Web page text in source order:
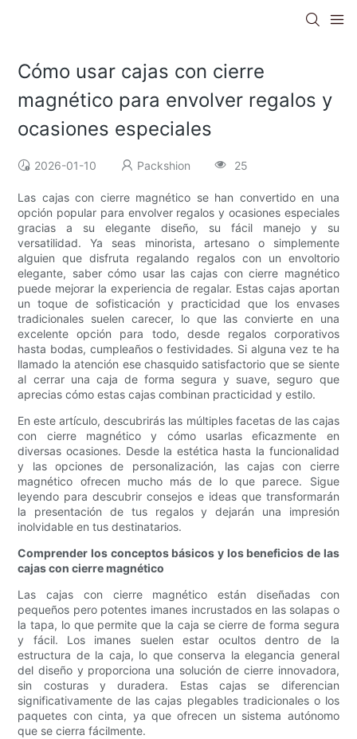
Cómo usar cajas con cierre
magnético para envolver regalos y
ocasiones especiales
2026-01-10 Packshion 25
Las cajas con cierre magnético se han convertido en una
opción popular para envolver regalos y ocasiones especiales
gracias a su elegante diseño, su fácil manejo y su
versatilidad. Ya seas minorista, artesano o simplemente
alguien que disfruta regalando regalos con un envoltorio
elegante, saber cómo usar las cajas con cierre magnético
puede mejorar la experiencia de regalar. Estas cajas aportan
un toque de sofisticación y practicidad que los envases
tradicionales suelen carecer, lo que las convierte en una
excelente opción para todo, desde regalos corporativos
hasta bodas, cumpleaños o festividades. Si alguna vez te ha
llamado la atención ese chasquido satisfactorio que se siente
al cerrar una caja de forma segura y suave, seguro que
aprecias cómo estas cajas combinan practicidad y estilo.
En este artículo, descubrirás las múltiples facetas de las cajas
con cierre magnético y cómo usarlas eficazmente en
diversas ocasiones. Desde la estética hasta la funcionalidad
y las opciones de personalización, las cajas con cierre
magnético ofrecen mucho más de lo que parece. Sigue
leyendo para descubrir consejos e ideas que transformarán
la presentación de tus regalos y dejarán una impresión
inolvidable en tus destinatarios.
Comprender los conceptos básicos y los beneficios de las
cajas con cierre magnético
Las cajas con cierre magnético están diseñadas con
pequeños pero potentes imanes incrustados en las solapas o
la tapa, lo que permite que la caja se cierre de forma segura
y fácil. Los imanes suelen estar ocultos dentro de la
estructura de la caja, lo que conserva la elegancia general
del diseño y proporciona una solución de cierre innovadora,
sin costuras y duradera. Estas cajas se diferencian
significativamente de las cajas plegables tradicionales o los
paquetes con cinta, ya que ofrecen un sistema autónomo
que se cierra fácilmente.